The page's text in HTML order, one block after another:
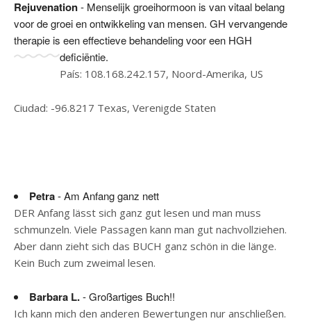
Rejuvenation- Menselijk groeihormoon is van vitaal belang
voor de groei en ontwikkeling van mensen. GH vervangende
therapie is een effectieve behandeling voor een HGH
deficiëntie.
País: 108.168.242.157, Noord-Amerika, US
Ciudad: -96.8217 Texas, Verenigde Staten
Petra- Am Anfang ganz nett
DER Anfang lässt sich ganz gut lesen und man muss
schmunzeln. Viele Passagen kann man gut nachvollziehen.
Aber dann zieht sich das BUCH ganz schön in die länge.
Kein Buch zum zweimal lesen.
Barbara L.- Großartiges Buch!!
Ich kann mich den anderen Bewertungen nur anschließen.